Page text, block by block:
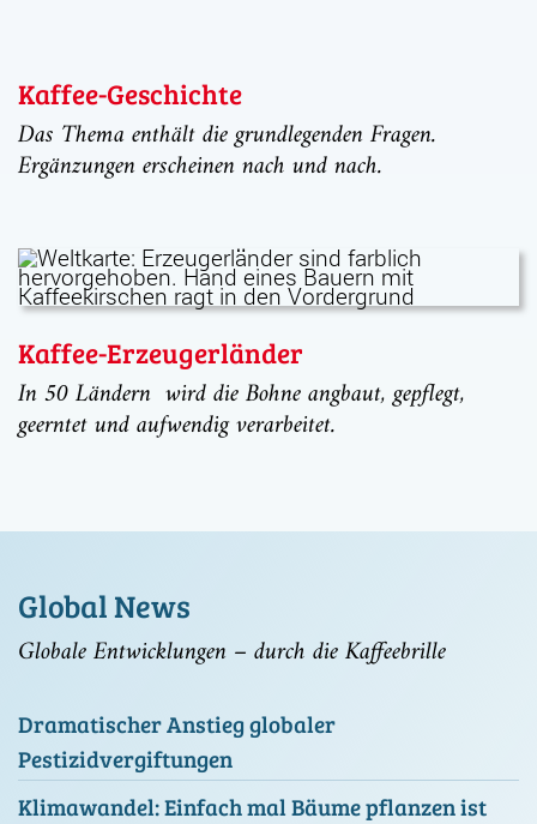
Kaffee-Geschichte
Das Thema enthält die grundlegenden Fragen.
Ergänzungen erscheinen nach und nach.
Kaffee-Erzeugerländer
In 50 Ländern wird die Bohne angbaut, gepflegt,
geerntet und aufwendig verarbeitet.
Global News
Globale Entwicklungen – durch die Kaffeebrille
Dramatischer Anstieg globaler
Pestizidvergiftungen
Klimawandel: Einfach mal Bäume pflanzen ist